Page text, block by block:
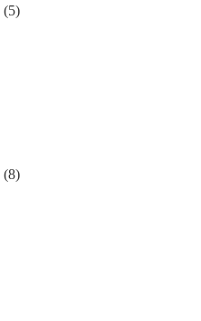
(5)
(8)